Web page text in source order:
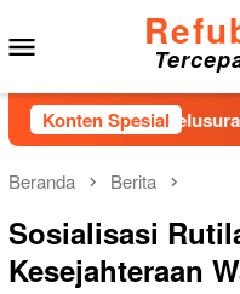
ke
konten
Konten Spesial
Penelusuran
Beranda Berita
Sosialisasi
Kesejahteraan